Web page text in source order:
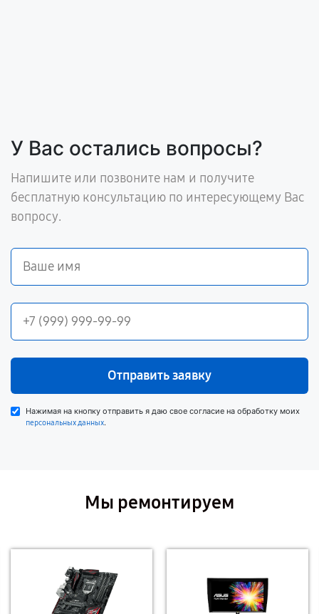
У Вас остались вопросы?
Напишите или позвоните нам и получите
бесплатную консультацию по интересующему Вас
вопросу.
Отправить заявку
Нажимая на кнопку отправить я даю свое согласие на обработку моих
персональных данных.
Мы ремонтируем